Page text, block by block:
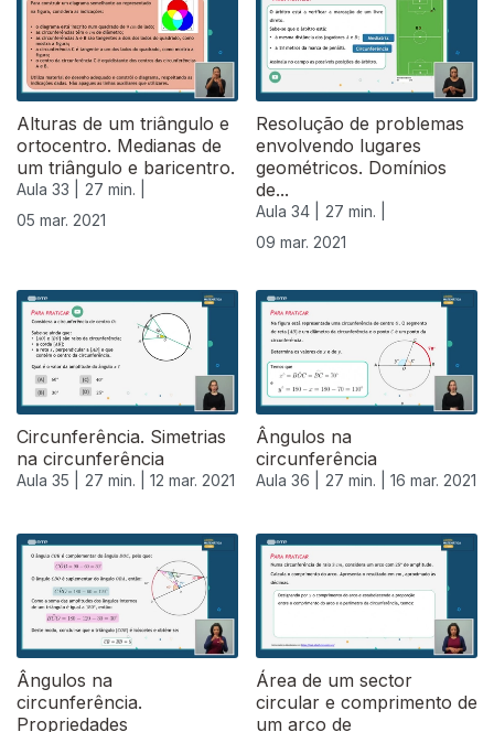
Alturas de um triângulo e
ortocentro. Medianas de
um triângulo e baricentro.
Aula 33 |
27 min. |
05 mar. 2021
Resolução de problemas
envolvendo lugares
geométricos. Domínios
de...
Aula 34 |
27 min. |
09 mar. 2021
Circunferência. Simetrias
na circunferência
Aula 35 | 27 min. | 12 mar. 2021
Ângulos na
circunferência
Aula 36 | 27 min. | 16 mar. 2021
531113
Ângulos na
circunferência.
Propriedades
Área de um sector
circular e comprimento de
um arco de